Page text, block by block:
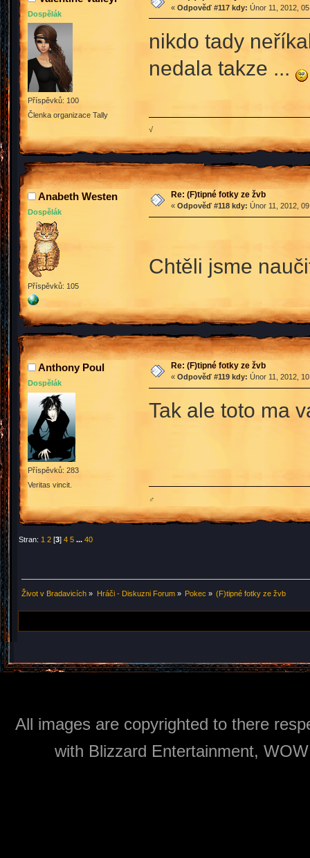
Dospělák
Příspěvků: 100
Členka organizace Tally
« Odpověď #117 kdy: Únor 11, 2012,
nikdo tady
nedala takze ...
√
Anabeth Westen
Dospělák
Příspěvků: 105
Re: (F)tipné fotky ze žvb
« Odpověď #118 kdy: Únor 11, 2012,
Chtěli jsme
Anthony Poul
Dospělák
Příspěvků: 283
Veritas vincit.
Re: (F)tipné fotky ze žvb
« Odpověď #119 kdy: Únor 11, 2012,
Tak ale toto ma
♂
Stran: 1 2 [3]4 5 ...40
Život v Bradavicích » Hráči - Diskuzni Forum» Pokec » (F)tipné fotky ze žvb
All images are copyrighted to there
with Blizzard Entertainment,